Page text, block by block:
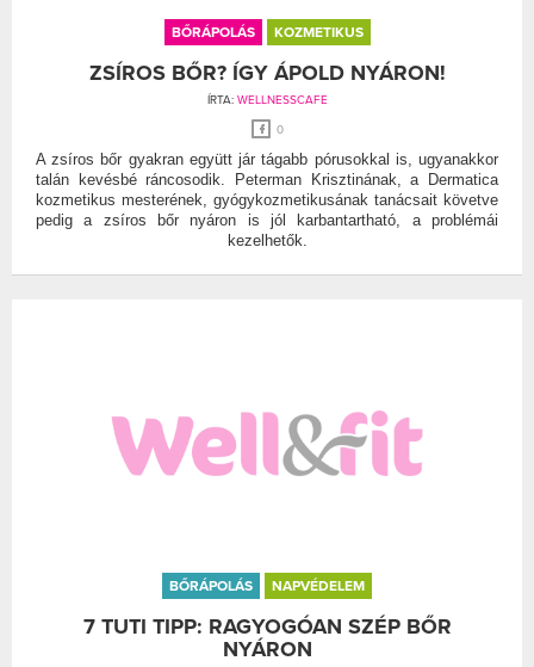
BŐRÁPOLÁS KOZMETIKUS
ZSÍROS BŐR? ÍGY ÁPOLD NYÁRON!
ÍRTA: WELLNESSCAFE
0
A zsíros bőr gyakran együtt jár tágabb pórusokkal is, ugyanakkor
talán kevésbé ráncosodik. Peterman Krisztinának, a Dermatica
kozmetikus mesterének, gyógykozmetikusának tanácsait követve
pedig a zsíros bőr nyáron is jól karbantartható, a problémái
kezelhetők.
BŐRÁPOLÁS NAPVÉDELEM
7 TUTI TIPP: RAGYOGÓAN SZÉP BŐR
NYÁRON